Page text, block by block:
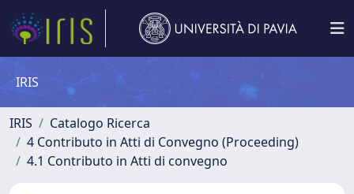
IRIS
IRIS
Catalogo Ricerca
4 Contributo in Atti di Convegno (Proceeding)
4.1 Contributo in Atti di convegno